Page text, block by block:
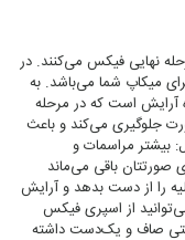
نهایی فیکس می‌کنند. در
میکاپ شما می‌باشد. به
است که در مرحله
جلوگیری می‌کند و باعث
بیشتر مراسمات و
باقی می‌ماند
را از دست بدهد و آرایش
از اسپری فیکس
صاف و یک‌دست داشته